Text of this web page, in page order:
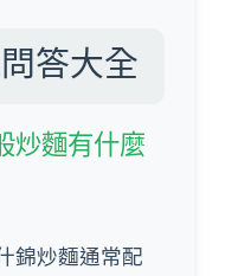
答大全
炒麵有什麼
錦炒麵通常配